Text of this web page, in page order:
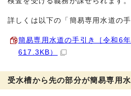
詳しくは以下の「簡易専用水道の
簡易専用水道の手引き［令和6
617.3KB）
受水槽から先の部分が簡易専用